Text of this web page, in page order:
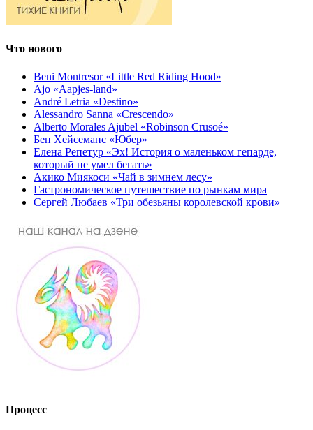
Что нового
Beni Montresor «Little Red Riding Hood»
Ajo «Aapjes-land»
André Letria «Destino»
Alessandro Sanna «Crescendo»
Alberto Morales Ajubel «Robinson Crusoé»
Бен Хейсеманс «Юбер»
Елена Репетур «Эх! История о маленьком гепарде,
который не умел бегать»
Акико Миякоси «Чай в зимнем лесу»
Гастрономическое путешествие по рынкам мира
Сергей Любаев «Три обезьяны королевской крови»
Процесс